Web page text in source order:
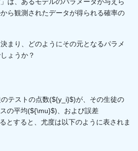
ら観測されたデータが得られる確率の
まり、どのようにその元となるパラメ
ょうか？
テストの点数(${y_i}$)が、その生徒の
の平均(${\mu}$)、および誤差
とすると、尤度は以下のように表されま